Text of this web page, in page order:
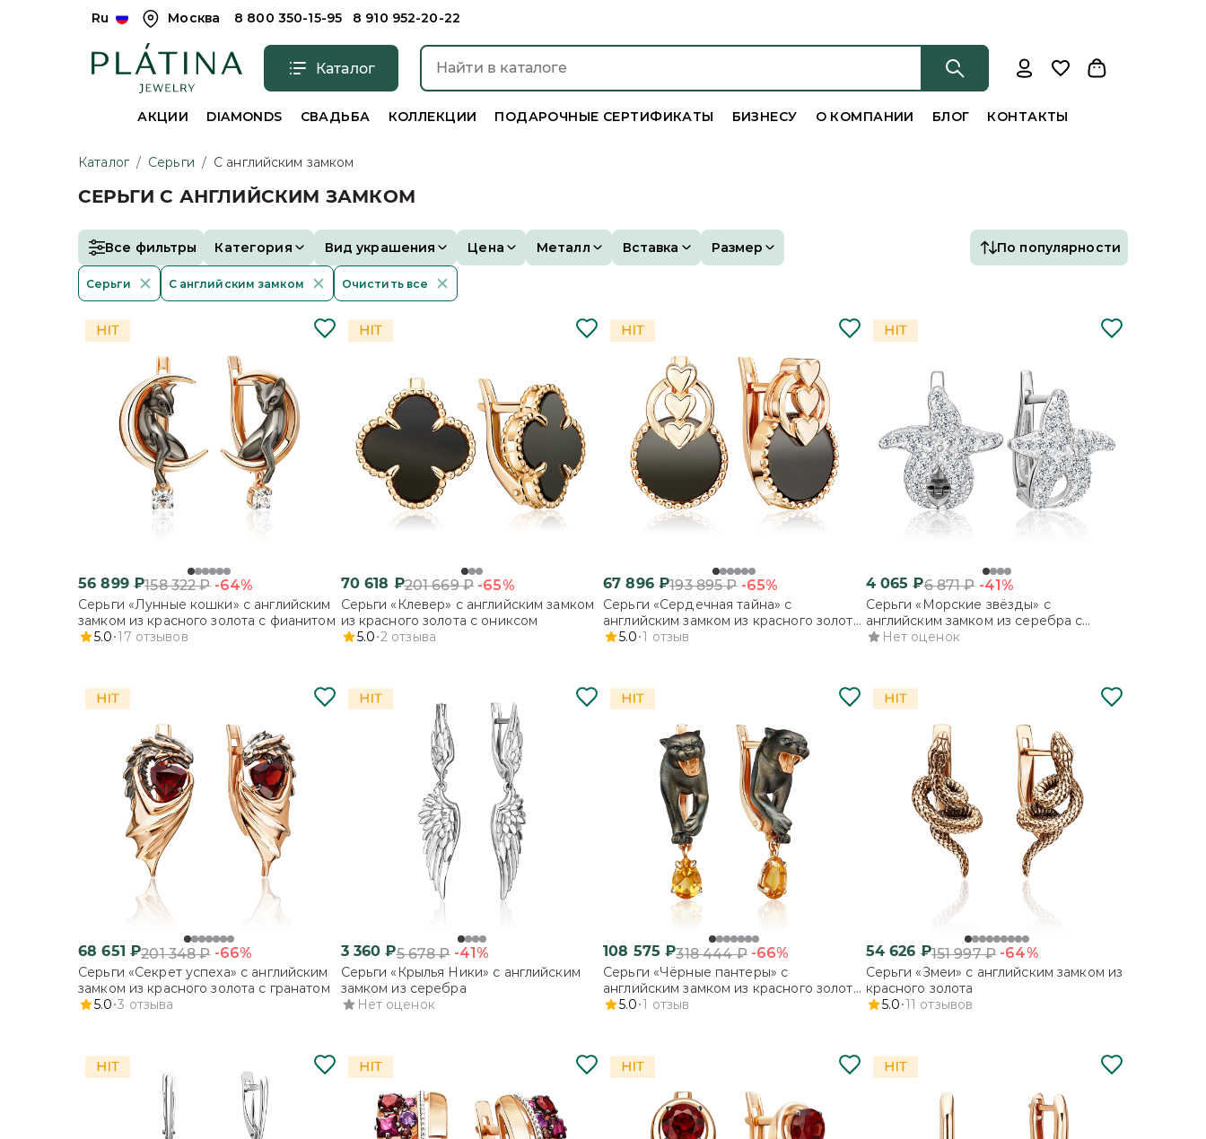
Ru Москва 8 800 350-15-95 8 910 952-20-22
Каталог
АКЦИИ DIAMONDS СВАДЬБА КОЛЛЕКЦИИ ПОДАРОЧНЫЕ СЕРТИФИКАТЫ БИЗНЕСУ О КОМПАНИИ БЛОГ КОНТАКТЫ
Каталог / Серьги / С английским замком
СЕРЬГИ С АНГЛИЙСКИМ ЗАМКОМ
Все фильтры Категория Вид украшения Цена Металл Вставка Размер По популярности
Серьги С английским замком Очистить все
56 899₽158 322₽ -64%
Серьги «Лунные кошки» с английским
замком из красного золота с фианитом
5.0 17 отзывов
70 618 ₽201 669₽ -65%
Серьги «Клевер» с английским замком
из красного золота с ониксом
5.0 2 отзыва
67 896₽193 895₽ -65%
Серьги «Сердечная тайна» с
английским замком из красного золота
с ониксом
5.0 1 отзыв
4 065 ₽6 871₽ -41%
Серьги «Морские звёзды» с
английским замком из серебра с
фианитами
Нет оценок
68 651 ₽201 348₽ -66%
Серьги «Секрет успеха» с английским
замком из красного золота с гранатом
5.0 3 отзыва
3 360 ₽5 678₽ -41%
Серьги «Крылья Ники» с английским
замком из серебра
Нет оценок
108 575 ₽318 444₽ -66%
Серьги «Чёрные пантеры» с
английским замком из красного золота
с цитрином
5.0 1 отзыв
54 626 ₽151 997₽ -64%
Серьги «Змеи» с английским замком из
красного золота
5.0 11 отзывов